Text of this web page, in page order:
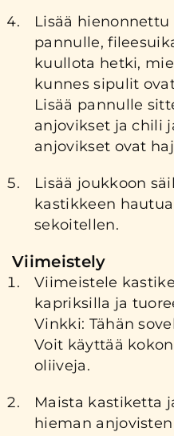
Lisää
pannulle,
kuullota hetki,
kunnes sipulit
Lisää pannulle
anjovikset ja chili
anjovikset ovat
Lisää joukkoon
kastikkeen
sekoitellen.
Viimeistely
Viimeistele
kapriksilla ja
Vinkki: Tähän
Voit käyttää
oliiveja.
Maista kastiketta
hieman